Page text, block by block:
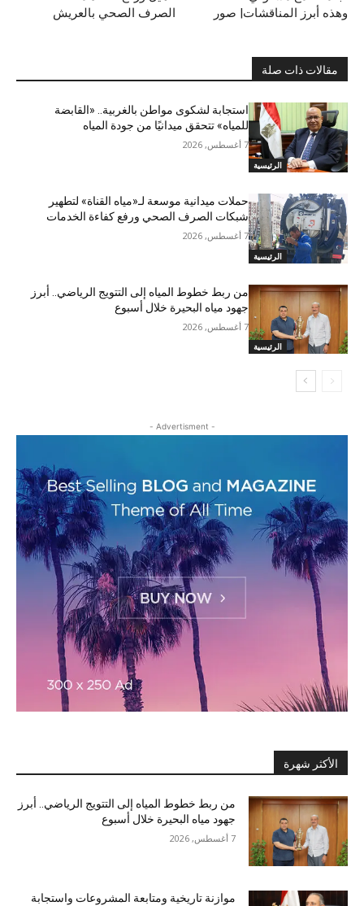
الصرف الصحي بالعريش
وهذه أبرز المناقشات| صور
مقالات ذات صلة
الرئيسية
استجابة لشكوى مواطن بالغربية.. «القابضة
للمياه» تتحقق ميدانيًا من جودة المياه
7 أغسطس, 2026
الرئيسية
حملات ميدانية موسعة لـ«مياه القناة» لتطهير
شبكات الصرف الصحي ورفع كفاءة الخدمات
7 أغسطس, 2026
الرئيسية
من ربط خطوط المياه إلى التتويج الرياضي.. أبرز
جهود مياه البحيرة خلال أسبوع
7 أغسطس, 2026
- Advertisment -
الأكثر شهرة
من ربط خطوط المياه إلى التتويج الرياضي.. أبرز
جهود مياه البحيرة خلال أسبوع
7 أغسطس, 2026
موازنة تاريخية ومتابعة المشروعات واستجابة